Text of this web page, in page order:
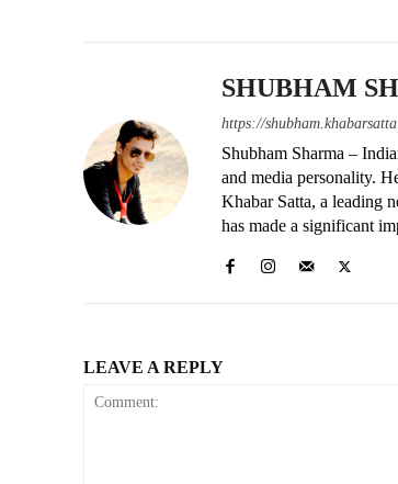
SHUBHAM
https://
Shubham Sharma –
and media personality.
Khabar Satta, a leading
has made a significant
LEAVE A REPLY